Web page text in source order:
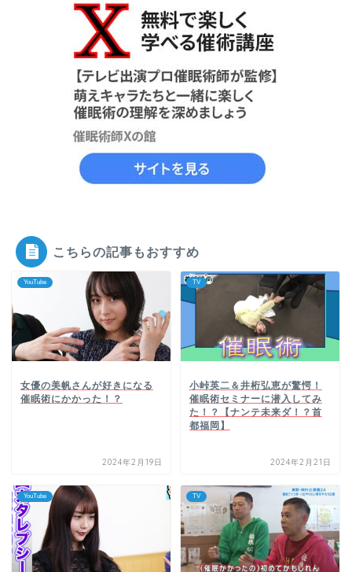
こちらの記事もおすすめ
YouTube
女優の美帆さんが好きになる
催眠術にかかった！？
2024年2月19日
TV
小峠英二＆井桁弘恵が驚愕！
催眠術セミナーに潜入してみ
た！？【ナンテ未来ダ！？首
都福岡】
2024年2月21日
YouTube TV